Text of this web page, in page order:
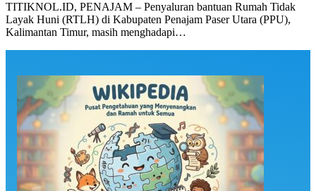
TITIKNOL.ID, PENAJAM – Penyaluran bantuan Rumah Tidak
Layak Huni (RTLH) di Kabupaten Penajam Paser Utara (PPU),
Kalimantan Timur, masih menghadapi…